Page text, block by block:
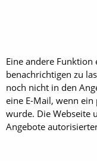
Eine andere
benachrichtigen zu
noch nicht in den
eine E-Mail, wenn
wurde. Die Webseite
Angebote